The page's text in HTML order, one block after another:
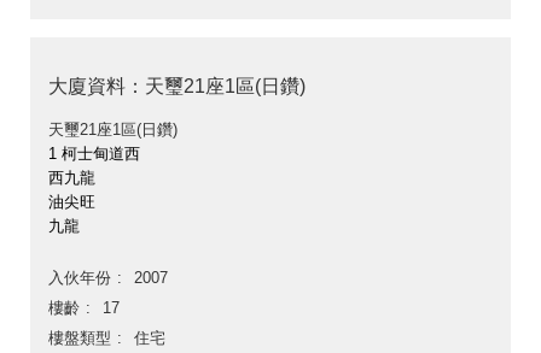
大廈資料：天璽21座1區(日鑽)
天璽21座1區(日鑽)
1 柯士甸道西
西九龍
油尖旺
九龍
入伙年份
2007
樓齡
17
樓盤類型
住宅